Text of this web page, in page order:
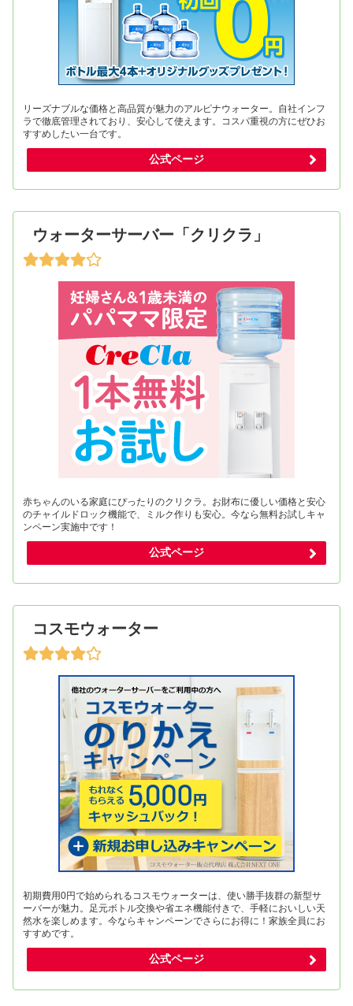
リーズナブルな価格と高品質が魅力のアルピナウォーター。自社インフ
ラで徹底管理されており、安心して使えます。コスパ重視の方にぜひお
すすめしたい一台です。
公式ページ
ウォーターサーバー「クリクラ」
赤ちゃんのいる家庭にぴったりのクリクラ。お財布に優しい価格と安心
のチャイルドロック機能で、ミルク作りも安心。今なら無料お試しキャ
ンペーン実施中です！
公式ページ
コスモウォーター
初期費用0円で始められるコスモウォーターは、使い勝手抜群の新型サ
ーバーが魅力。足元ボトル交換や省エネ機能付きで、手軽においしい天
然水を楽しめます。今ならキャンペーンでさらにお得に！家族全員にお
すすめです。
公式ページ